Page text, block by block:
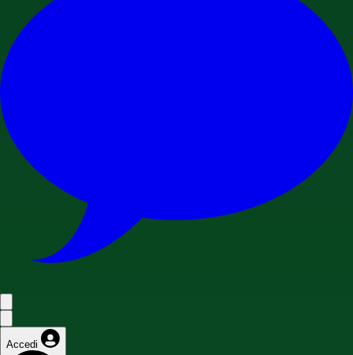
Accedi